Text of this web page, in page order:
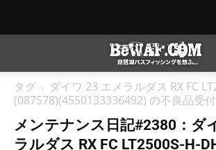
タグ
ダイワ 23 エメラルダス RX FC
(087578)(4550133336492) の不良品受
メンテナンス日記#2380：ダ
ラルダス RX FC LT2500S-H-